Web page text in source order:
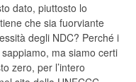
dato, piuttosto lo
che sia fuorviante
degli NDC? Perché i
ma siamo certi
zero, per l’intero